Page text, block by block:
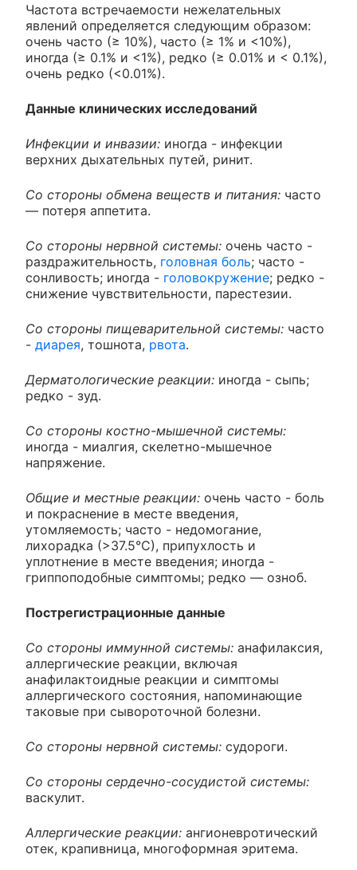
Частота встречаемости нежелательных
явлений определяется следующим образом:
очень часто (≥ 10%), часто (≥ 1% и <10%),
иногда (≥ 0.1% и <1%), редко (≥ 0.01% и < 0.1%),
очень редко (<0.01%).
Данные клинических исследований
Инфекции и инвазии: иногда - инфекции
верхних дыхательных путей, ринит.
Со стороны обмена веществ и питания: часто
— потеря аппетита.
Со стороны нервной системы: очень часто -
раздражительность, головная боль; часто -
сонливость; иногда - головокружение; редко -
снижение чувствительности, парестезии.
Со стороны пищеварительной системы: часто
- диарея, тошнота, рвота.
Дерматологические реакции: иногда - сыпь;
редко - зуд.
Со стороны костно-мышечной системы:
иногда - миалгия, скелетно-мышечное
напряжение.
Общие и местные реакции: очень часто - боль
и покраснение в месте введения,
утомляемость; часто - недомогание,
лихорадка (>37.5°С), припухлость и
уплотнение в месте введения; иногда -
гриппоподобные симптомы; редко — озноб.
Пострегистрационные данные
Со стороны иммунной системы: анафилаксия,
аллергические реакции, включая
анафилактоидные реакции и симптомы
аллергического состояния, напоминающие
таковые при сывороточной болезни.
Со стороны нервной системы: судороги.
Со стороны сердечно-сосудистой системы:
васкулит.
Аллергические реакции: ангионевротический
отек, крапивница, многоформная эритема.